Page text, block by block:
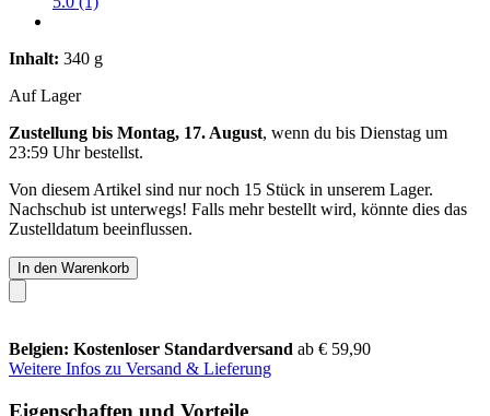
Inhalt: 340 g
Auf Lager
Zustellung bis Montag, 17. August, wenn du bis Dienstag um
23:59 Uhrbestellst.
Von diesem Artikel sind nur noch 15 Stück in unserem Lager.
Nachschub ist unterwegs! Falls mehr bestellt wird, könnte dies das
Zustelldatum beeinflussen.
In den Warenkorb
Belgien: Kostenloser Standardversand ab € 59,90
Weitere Infos zu Versand & Lieferung
Eigenschaften und Vorteile